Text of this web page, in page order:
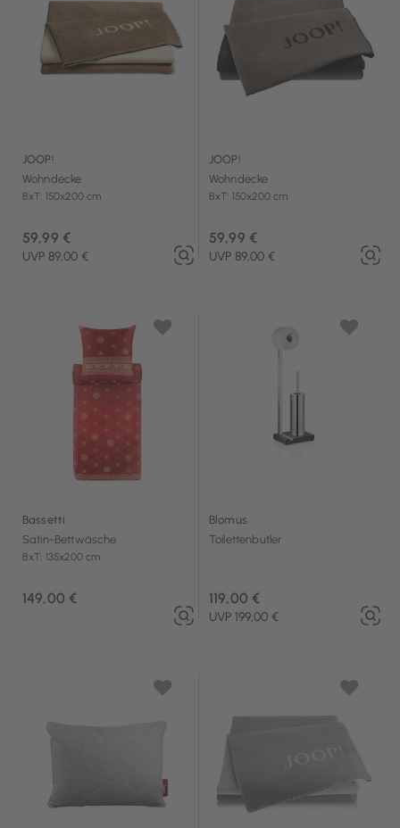
JOOP!
Wohndecke
BxT: 150x200 cm
59,99 €
UVP 89,00 €
JOOP!
Wohndecke
BxT: 150x200 cm
59,99 €
UVP 89,00 €
Bassetti
Satin-Bettwäsche
BxT: 135x200 cm
149,00 €
Blomus
Toilettenbutler
119,00 €
UVP 199,00 €